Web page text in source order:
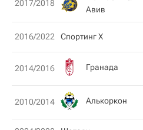
2017/2018
Авив
2016/2022 Спортинг Х
2014/2016 Гранада
2010/2014 Алькоркон